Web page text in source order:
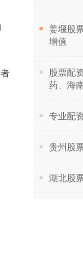
姜堰股
增值
股票配
药、海
专业配
贵州股
湖北股